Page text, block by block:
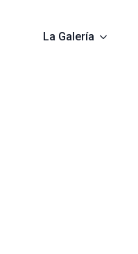
La Galería